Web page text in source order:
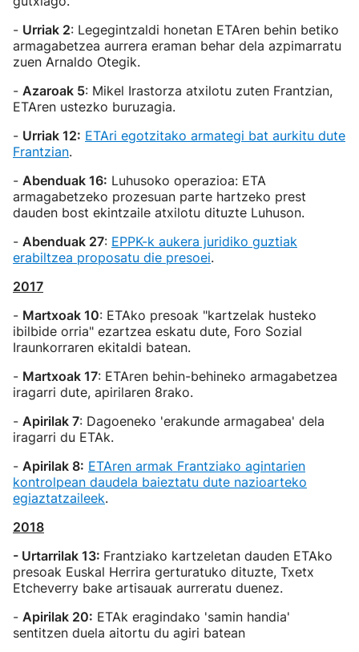
- Urriak 2: Legegintzaldi honetan ETAren behin betiko
armagabetzea aurrera eraman behar dela azpimarratu
zuen Arnaldo Otegik.
- Azaroak 5: Mikel Irastorza atxilotu zuten Frantzian,
ETAren ustezko buruzagia.
- Urriak 12: ETAri egotzitako armategi bat aurkitu dute
Frantzian.
- Abenduak 16: Luhusoko operazioa: ETA
armagabetzeko prozesuan parte hartzeko prest
dauden bost ekintzaile atxilotu dituzte Luhuson.
- Abenduak 27: EPPK-k aukera juridiko guztiak
erabiltzea proposatu die presoei.
2017
- Martxoak 10: ETAko presoak "kartzelak husteko
ibilbide orria" ezartzea eskatu dute, Foro Sozial
Iraunkorraren ekitaldi batean.
- Martxoak 17: ETAren behin-behineko armagabetzea
iragarri dute, apirilaren 8rako.
- Apirilak 7: Dagoeneko 'erakunde armagabea' dela
iragarri du ETAk.
- Apirilak 8: ETAren armak Frantziako agintarien
kontrolpean daudela baieztatu dute nazioarteko
egiaztatzaileek.
2018
- Urtarrilak 13: Frantziako kartzeletan dauden ETAko
presoak Euskal Herrira gerturatuko dituzte, Txetx
Etcheverry bake artisauak aurreratu duenez.
- Apirilak 20: ETAk eragindako 'samin handia'
sentitzen duela aitortu du agiri batean